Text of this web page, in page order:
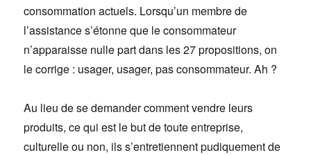
consommation actuels. Lorsqu’un membre de
l’assistance s’étonne que le consommateur
n’apparaisse nulle part dans les 27 propositions, on
le corrige : usager, usager, pas consommateur. Ah ?
Au lieu de se demander comment vendre leurs
produits, ce qui est le but de toute entreprise,
culturelle ou non, ils s’entretiennent pudiquement de